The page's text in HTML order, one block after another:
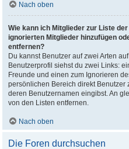
Nach oben
Wie kann ich Mitglieder zur Liste
ignorierten Mitglieder hinzufügen
entfernen?
Du kannst Benutzer auf zwei Arten
Benutzerprofil siehst du zwei Links:
Freunde und einen zum Ignorieren
persönlichen Bereich direkt
deren Benutzernamen eingibst. An
von den Listen entfernen.
Nach oben
Die Foren durchsuchen